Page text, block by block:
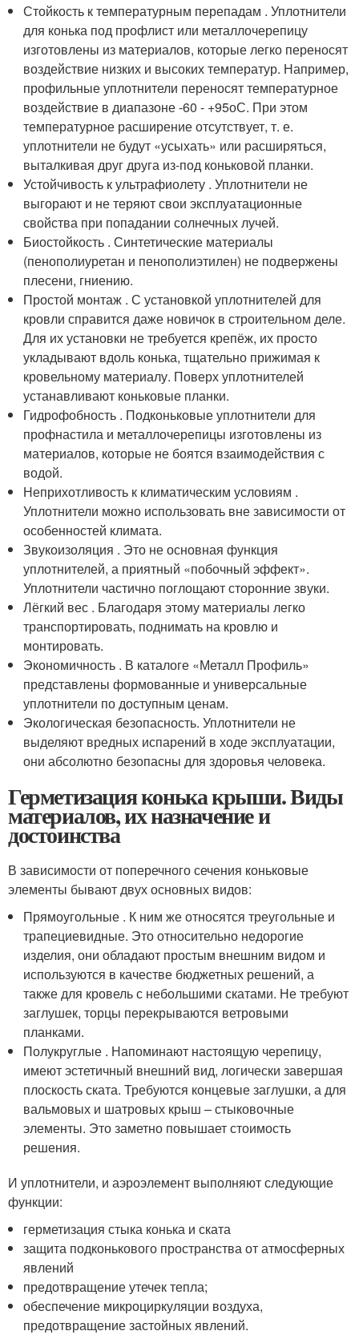
Стойкость к температурным перепадам . Уплотнители
для конька под профлист или металлочерепицу
изготовлены из материалов, которые легко переносят
воздействие низких и высоких температур. Например,
профильные уплотнители переносят температурное
воздействие в диапазоне -60 - +95оС. При этом
температурное расширение отсутствует, т. е.
уплотнители не будут «усыхать» или расширяться,
выталкивая друг друга из-под коньковой планки.
Устойчивость к ультрафиолету . Уплотнители не
выгорают и не теряют свои эксплуатационные
свойства при попадании солнечных лучей.
Биостойкость . Синтетические материалы
(пенополиуретан и пенополиэтилен) не подвержены
плесени, гниению.
Простой монтаж . С установкой уплотнителей для
кровли справится даже новичок в строительном деле.
Для их установки не требуется крепёж, их просто
укладывают вдоль конька, тщательно прижимая к
кровельному материалу. Поверх уплотнителей
устанавливают коньковые планки.
Гидрофобность . Подконьковые уплотнители для
профнастила и металлочерепицы изготовлены из
материалов, которые не боятся взаимодействия с
водой.
Неприхотливость к климатическим условиям .
Уплотнители можно использовать вне зависимости от
особенностей климата.
Звукоизоляция . Это не основная функция
уплотнителей, а приятный «побочный эффект».
Уплотнители частично поглощают сторонние звуки.
Лёгкий вес . Благодаря этому материалы легко
транспортировать, поднимать на кровлю и
монтировать.
Экономичность . В каталоге «Металл Профиль»
представлены формованные и универсальные
уплотнители по доступным ценам.
Экологическая безопасность. Уплотнители не
выделяют вредных испарений в ходе эксплуатации,
они абсолютно безопасны для здоровья человека.
Герметизация конька крыши. Виды
материалов, их назначение и
достоинства
В зависимости от поперечного сечения коньковые
элементы бывают двух основных видов:
Прямоугольные . К ним же относятся треугольные и
трапециевидные. Это относительно недорогие
изделия, они обладают простым внешним видом и
используются в качестве бюджетных решений, а
также для кровель с небольшими скатами. Не требуют
заглушек, торцы перекрываются ветровыми
планками.
Полукруглые . Напоминают настоящую черепицу,
имеют эстетичный внешний вид, логически завершая
плоскость ската. Требуются концевые заглушки, а для
вальмовых и шатровых крыш – стыковочные
элементы. Это заметно повышает стоимость
решения.
И уплотнители, и аэроэлемент выполняют следующие
функции:
герметизация стыка конька и ската
защита подконькового пространства от атмосферных
явлений
предотвращение утечек тепла;
обеспечение микроциркуляции воздуха,
предотвращение застойных явлений.